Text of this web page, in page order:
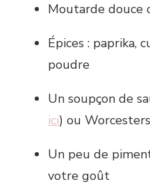
Moutarde douce
Épices : paprika,
poudre
Un soupçon de
ici) ou
Un peu de
votre goût